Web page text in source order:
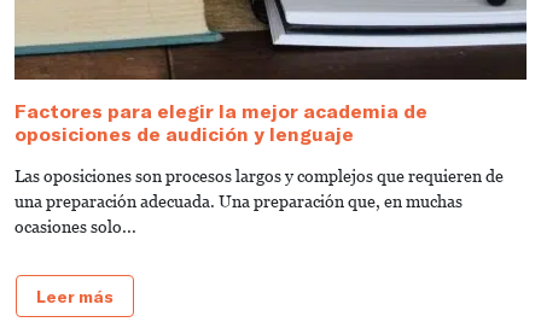
Factores para elegir la mejor academia de
oposiciones de audición y lenguaje
Las oposiciones son procesos largos y complejos que requieren de
una preparación adecuada. Una preparación que, en muchas
ocasiones solo...
Leer más